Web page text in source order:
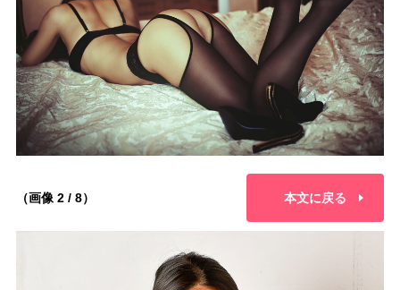
（画像 2 / 8） 本文に戻る